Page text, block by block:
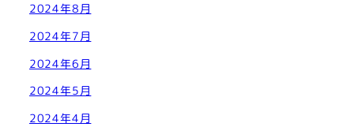
2024年8月
2024年7月
2024年6月
2024年5月
2024年4月